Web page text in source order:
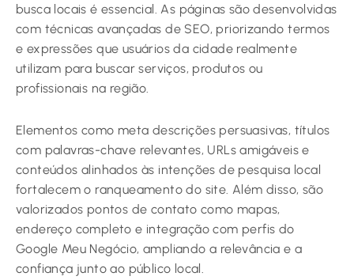
busca locais é essencial. As páginas são desenvolvidas
com técnicas avançadas de SEO, priorizando termos
e expressões que usuários da cidade realmente
utilizam para buscar serviços, produtos ou
profissionais na região.
Elementos como meta descrições persuasivas, títulos
com palavras-chave relevantes, URLs amigáveis e
conteúdos alinhados às intenções de pesquisa local
fortalecem o ranqueamento do site. Além disso, são
valorizados pontos de contato como mapas,
endereço completo e integração com perfis do
Google Meu Negócio, ampliando a relevância e a
confiança junto ao público local.